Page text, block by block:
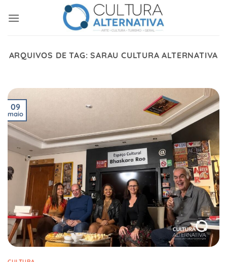
ARQUIVOS DE TAG:SARAU CULTURA ALTERNATIVA
09
maio